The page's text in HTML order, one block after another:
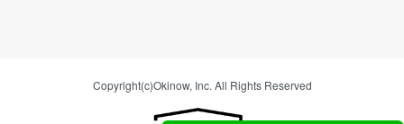
Copyright(c)Okinow, Inc. All Rights Reserved